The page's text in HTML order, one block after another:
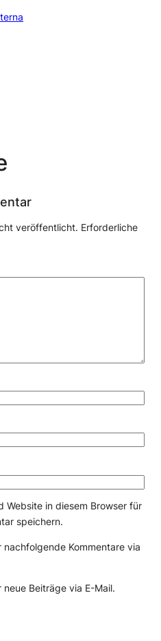
veröffentlicht. Erforderliche
Website in diesem Browser für
speichern.
Kommentare via
Beiträge via E-Mail.